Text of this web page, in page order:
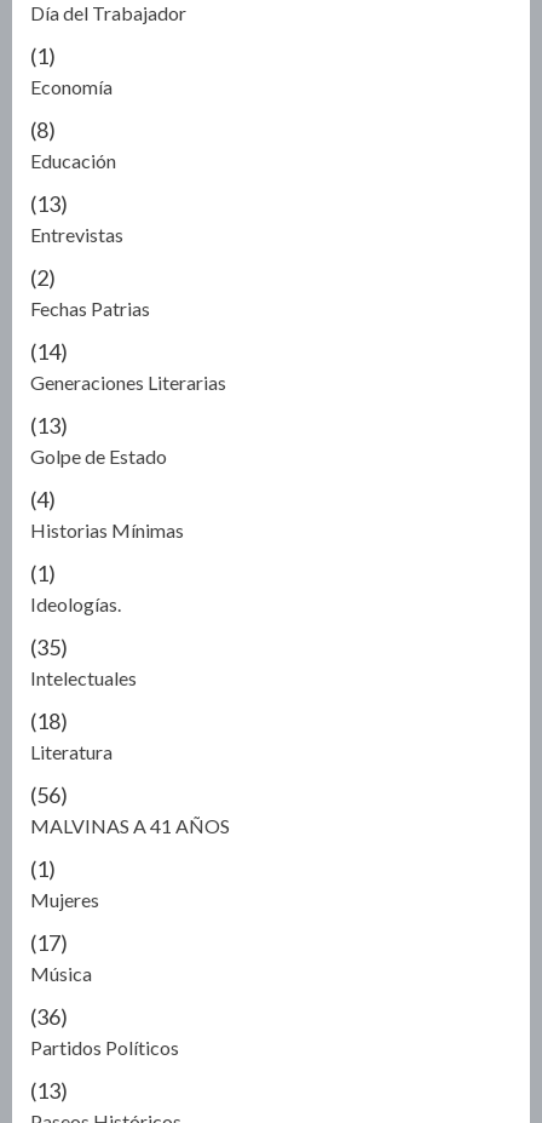
Día del Trabajador
(1)
Economía
(8)
Educación
(13)
Entrevistas
(2)
Fechas Patrias
(14)
Generaciones Literarias
(13)
Golpe de Estado
(4)
Historias Mínimas
(1)
Ideologías.
(35)
Intelectuales
(18)
Literatura
(56)
MALVINAS A 41 AÑOS
(1)
Mujeres
(17)
Música
(36)
Partidos Políticos
(13)